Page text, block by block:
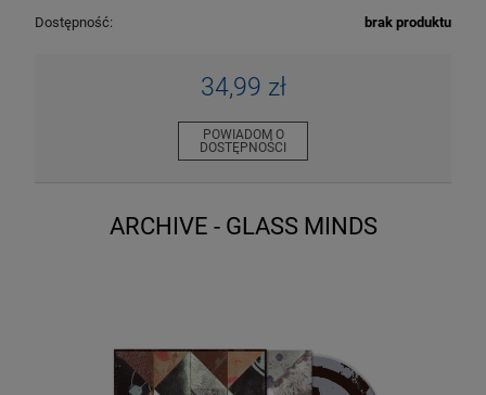
Dostępność: brak produktu
34,99 zł
POWIADOM O
DOSTĘPNOŚCI
ARCHIVE - GLASS MINDS